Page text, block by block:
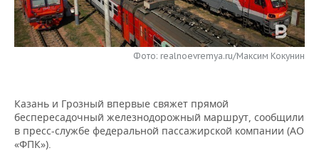
НЕФТЕХИМИЯ
НЕФТЬ
ЭНЕРГЕТИКА
РОЗНИЧНАЯ ТОРГОВЛЯ
НОВОСТИ ТЕХНОЛОГИЙ
ТЕЛЕКОММУНИКАЦИИ
МЕРОПРИЯТИЯ
НОВОСТИ МЕРОПРИЯТИЙ
БИЗНЕС-БРАНЧИ
ФУТБОЛ
НОВОСТИ ОБЩЕСТВА
ФОТОГАЛЕРЕЯ
Фото: realnoevremya.ru/Максим Кокунин
Казань и Грозный впервые свяжет прямой
беспересадочный железнодорожный маршрут, сообщили
в пресс-службе федеральной пассажирской компании (АО
«ФПК»).